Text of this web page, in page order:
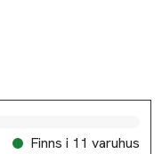
Finns i 11 varuhus